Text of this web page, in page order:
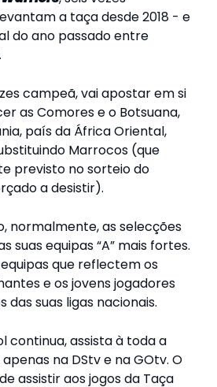
a taça desde 2018 - e
do ano passado entre
campeã, vai apostar em si
as Comores e o Botsuana,
país da África Oriental,
Marrocos (que
previsto no sorteio do
a desistir).
normalmente, as selecções
suas equipas “A” mais fortes.
que reflectem os
e os jovens jogadores
das suas ligas nacionais.
continua, assista à toda a
na DStv e na GOtv. O
assistir aos jogos da Taça